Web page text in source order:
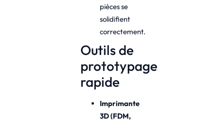
pièces se
solidifient
correctement.
Outils de
prototypage
rapide
Imprimante
3D (FDM,